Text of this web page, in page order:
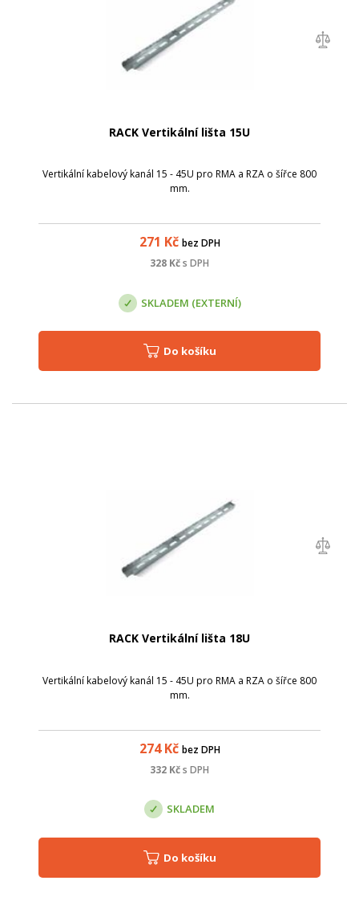
RACK Vertikální lišta 15U
Vertikální kabelový kanál 15 - 45U pro RMA a RZA o šířce 800
mm.
271 Kč bez DPH
328 Kčs DPH
SKLADEM (EXTERNÍ)
Do košíku
RACK Vertikální lišta 18U
Vertikální kabelový kanál 15 - 45U pro RMA a RZA o šířce 800
mm.
274Kč bez DPH
332 Kčs DPH
SKLADEM
Do košíku